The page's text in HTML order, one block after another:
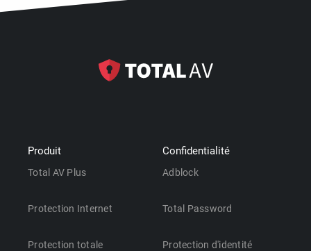
Produit
Total AV Plus
Protection Internet
Protection totale
Confidentialité
Adblock
Total Password
Protection d'identité